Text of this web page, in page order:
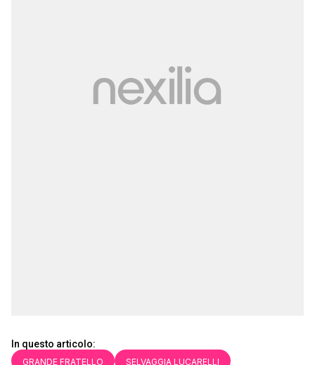
In questo articolo:
GRANDE FRATELLO SELVAGGIA LUCARELLI